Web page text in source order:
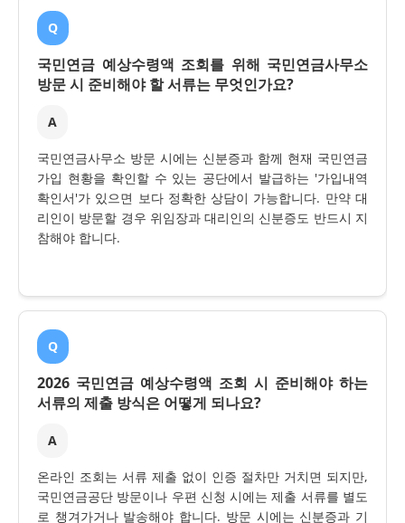
Q
국민연금 예상수령액 조회를 위해 국민연금사무소
방문 시 준비해야 할 서류는 무엇인가요?
A
국민연금사무소 방문 시에는 신분증과 함께 현재 국민연금
가입 현황을 확인할 수 있는 공단에서 발급하는 '가입내역
확인서'가 있으면 보다 정확한 상담이 가능합니다. 만약 대
리인이 방문할 경우 위임장과 대리인의 신분증도 반드시 지
참해야 합니다.
Q
2026 국민연금 예상수령액 조회 시 준비해야 하는
서류의 제출 방식은 어떻게 되나요?
A
온라인 조회는 서류 제출 없이 인증 절차만 거치면 되지만,
국민연금공단 방문이나 우편 신청 시에는 제출 서류를 별도
로 챙겨가거나 발송해야 합니다. 방문 시에는 신분증과 기